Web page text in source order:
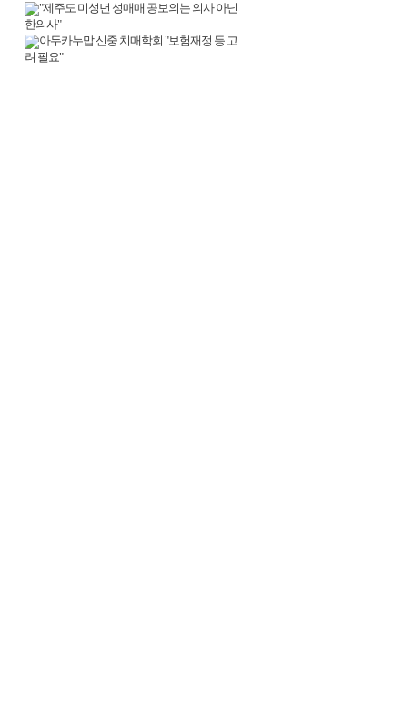
"제주도 미성년 성매매 공보의는 의사 아닌
한의사"
아두카누맙 신중 치매학회 "보험재정 등 고
려 필요"